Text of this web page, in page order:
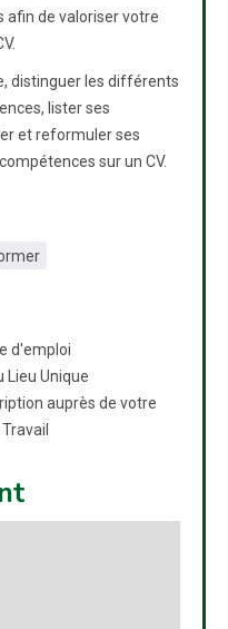
de valoriser votre
distinguer les différents
lister ses
et reformuler ses
sur un CV.
d'emploi
Lieu Unique
auprès de votre